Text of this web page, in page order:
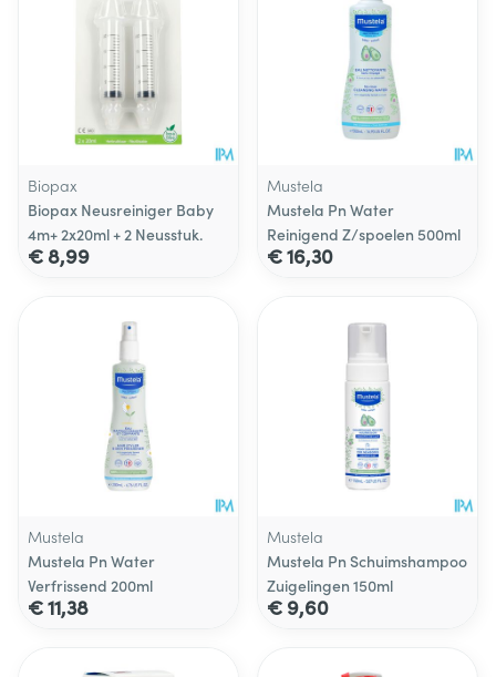
Biopax
Biopax Neusreiniger Baby
4m+ 2x20ml + 2 Neusstuk.
€ 8,99
Mustela
Mustela Pn Water
Reinigend Z/spoelen 500ml
€ 16,30
Mustela
Mustela Pn Water
Verfrissend 200ml
€ 11,38
Mustela
Mustela Pn Schuimshampoo
Zuigelingen 150ml
€ 9,60